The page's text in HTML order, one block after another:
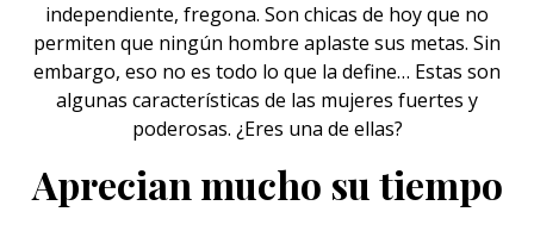
independiente, fregona. Son chicas de hoy que no
permiten que ningún hombre aplaste sus metas. Sin
embargo, eso no es todo lo que la define… Estas son
algunas características de las mujeres fuertes y
poderosas. ¿Eres una de ellas?
Aprecian mucho su tiempo